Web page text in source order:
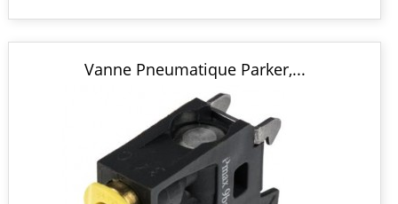
Vanne Pneumatique Parker,...